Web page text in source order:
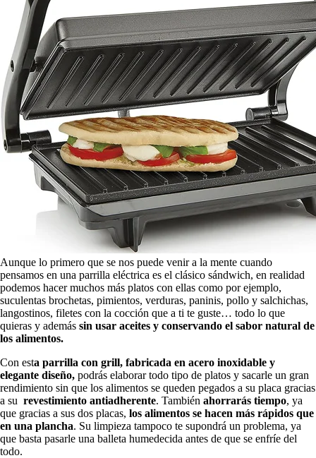
Aunque lo primero que se nos puede venir a la mente cuando
pensamos en una parrilla eléctrica es el clásico sándwich, en realidad
podemos hacer muchos más platos con ellas como por ejemplo,
suculentas brochetas, pimientos, verduras, paninis, pollo y salchichas,
langostinos, filetes con la cocción que a ti te guste… todo lo que
quieras y además sin usar aceites y conservando el sabor natural de
los alimentos.
Con esta parrilla con grill, fabricada en acero inoxidable y
elegante diseño, podrás elaborar todo tipo de platos y sacarle un gran
rendimiento sin que los alimentos se queden pegados a su placa gracias
a su revestimiento antiadherente. También ahorrarás tiempo, ya
que gracias a sus dos placas, los alimentos se hacen más rápidos que
en una plancha. Su limpieza tampoco te supondrá un problema, ya
que basta pasarle una balleta humedecida antes de que se enfríe del
todo.